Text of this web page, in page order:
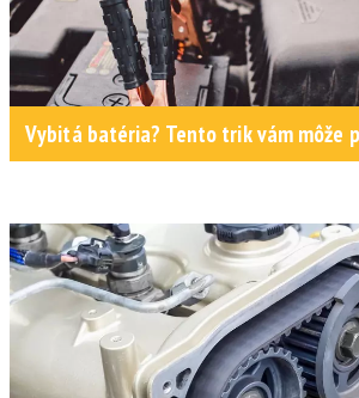
Vybitá batéria? Tento trik vám môže